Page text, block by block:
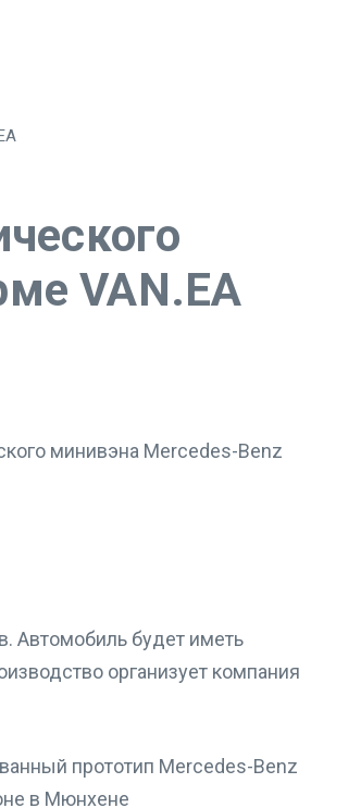
VAN.EA
минивэна Mercedes-Benz
Автомобиль будет иметь
организует компания